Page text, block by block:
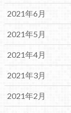
2021年6月
2021年5月
2021年4月
2021年3月
2021年2月